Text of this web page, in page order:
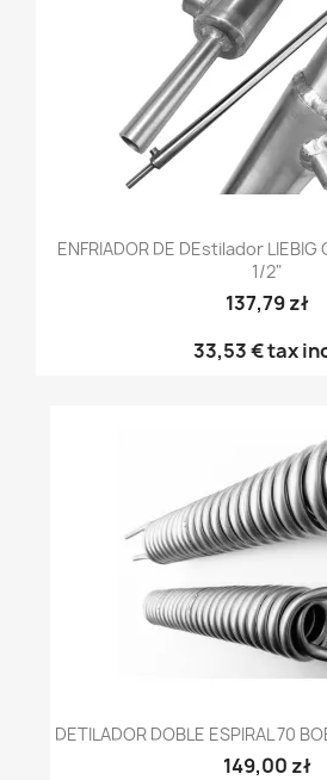
ENFRIADOR DE DEstilador LIEBIG
1/2"
137,79 zł
33,53 €tax
DETILADOR DOBLE ESPIRAL 70
149,00 zł